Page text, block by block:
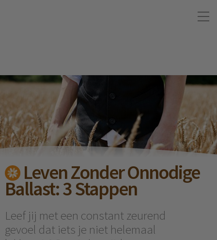
Leven Zonder Onnodige
Ballast: 3 Stappen
Leef jij met een constant zeurend
gevoel dat iets je niet helemaal